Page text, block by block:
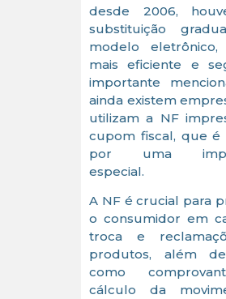
desde 2006,
substituição
modelo
mais eficiente e
importante
ainda existem
utilizam a NF
cupom fiscal, que é
por uma
especial.
A NF é crucial para
o consumidor em
troca e
produtos, além
como
cálculo da